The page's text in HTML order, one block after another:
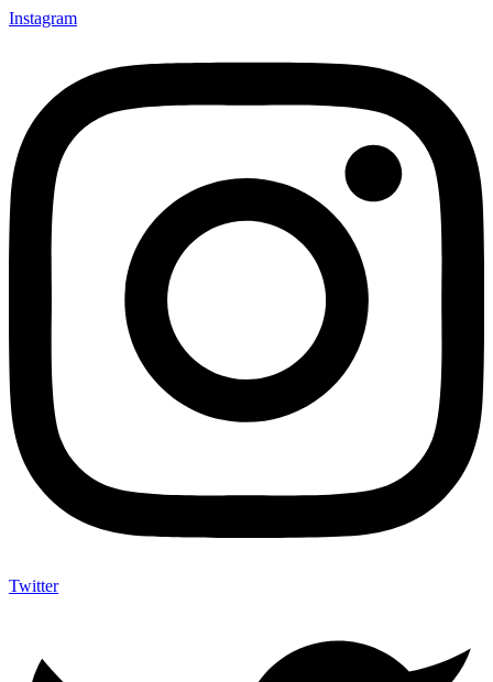
Instagram
Twitter